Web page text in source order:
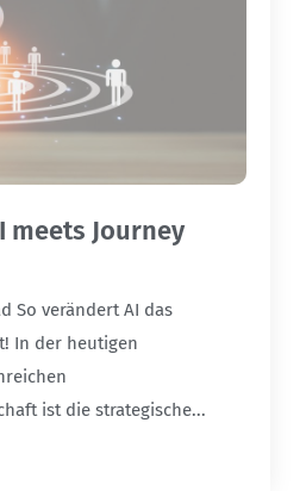
meets Journey
So verändert AI das
In der heutigen
ist die strategische...